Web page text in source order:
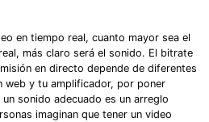
en tiempo real, cuanto mayor sea el
más claro será el sonido.󠀲󠀧󠀨󠀦󠀤󠀧󠀡󠀨󠀳󠀰 El bitrate
en directo depende de diferentes
web y tu amplificador, por poner
sonido adecuado es un arreglo
imaginan que tener un video